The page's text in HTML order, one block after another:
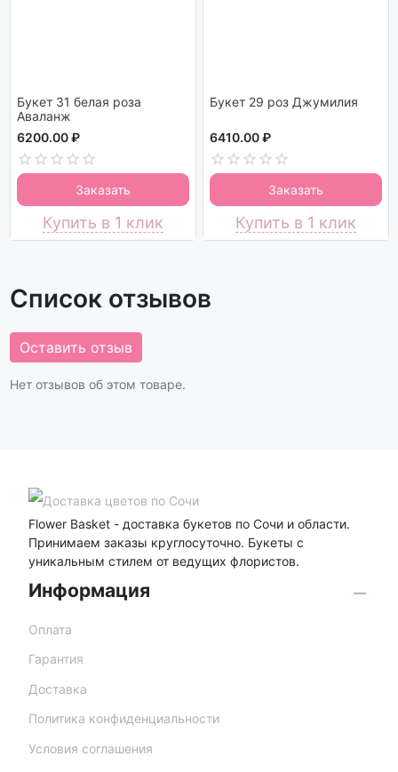
Букет 31 белая роза
Аваланж
6200.00 ₽
Заказать
Купить в 1 клик
Букет 29 роз Джумилия
6410.00 ₽
Заказать
Купить в 1 клик
Список отзывов
Оставить отзыв
Нет отзывов об этом товаре.
Flower Basket - доставка букетов по Сочи и области.
Принимаем заказы круглосуточно. Букеты с
уникальным стилем от ведущих флористов.
Информация
Оплата
Гарантия
Доставка
Политика конфиденциальности
Условия соглашения